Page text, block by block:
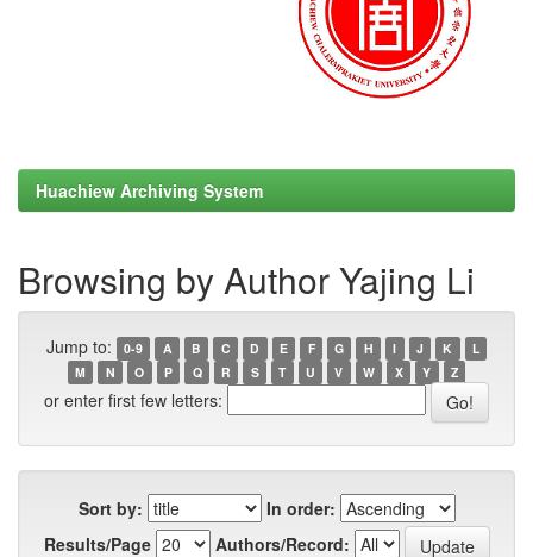
Huachiew Archiving System
Browsing by Author Yajing Li
Jump to: 0-9 A B C D E F G H I J K
L
M
N O P Q R S T U V W X Y Z
or enter first few letters:
Sort by:
In order:
Results/Page
Authors/Record: